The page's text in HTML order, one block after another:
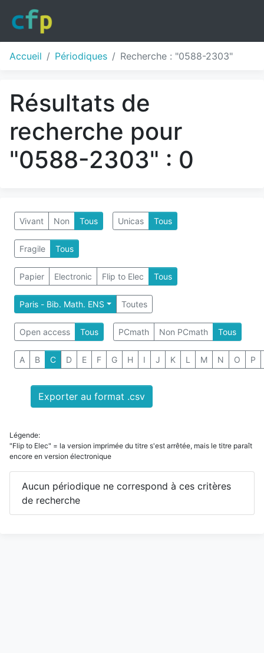
Accueil Périodiques Recherche : "0588-2303"
Résultats de
recherche pour
"0588-2303" : 0
Vivant Non Tous Unicas Tous
Fragile Tous
Papier Electronic Flip to Elec Tous
Paris - Bib. Math. ENS Toutes
Open access Tous PCmath Non PCmath Tous
A B C D E F G H I J K L M N O P
Exporter au format .csv
Légende:
"Flip to Elec" = la version imprimée du titre s'est arrêtée, mais le titre paraît
encore en version électronique
Aucun périodique ne correspond à ces critères
de recherche